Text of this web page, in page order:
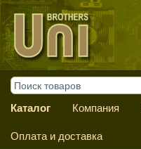
Каталог Компания
Оплата и доставка